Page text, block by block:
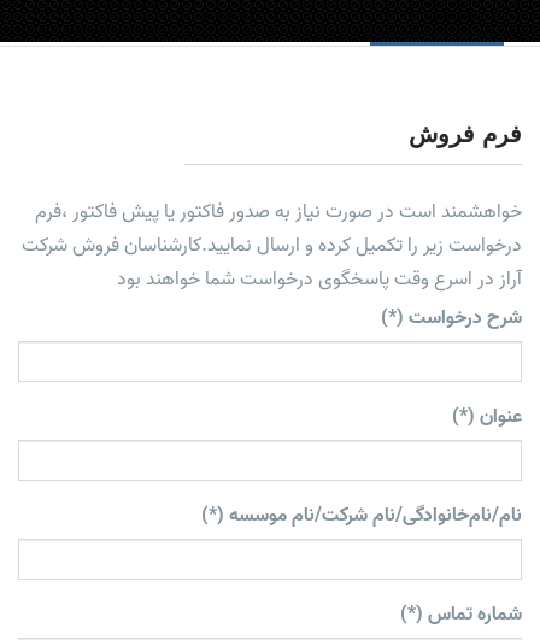
فرم فروش
خواهشمند است در صورت نیاز به صدور فاکتور یا پیش فاکتور ،فرم
درخواست زیر را تکمیل کرده و ارسال نمایید.کارشناسان فروش شرکت
آراز در اسرع وقت پاسخگوی درخواست شما خواهند بود
شرح درخواست (*)
عنوان (*)
نام/نام‌خانوادگی/نام شرکت/نام موسسه (*)
شماره تماس (*)